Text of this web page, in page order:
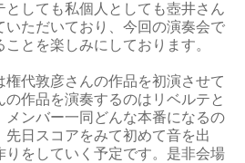
しても私個人としても壺井さん
いただいており、今回の演奏会で
とを楽しみにしております。
代敦彦さんの作品を初演させて
作品を演奏するのはリベルテと
メンバー一同どんな本番になるの
日スコアをみて初めて音を出
りをしていく予定です。是非会場